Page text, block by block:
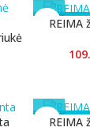
-
REIMA
-
REIMA